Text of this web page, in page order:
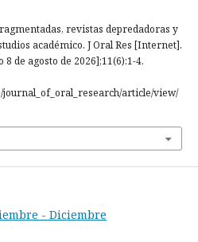
revistas depredadoras y
académico. J Oral Res [Internet].
de agosto de 2026];11(6):1-4.
journal_of_oral_research/article/view/
- Diciembre